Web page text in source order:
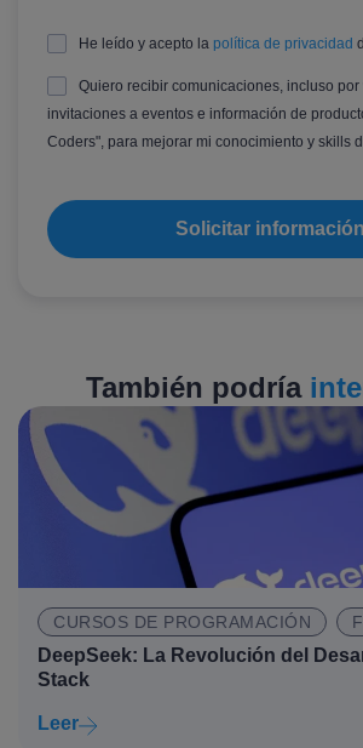
He leído y acepto la política de privacidad
Quiero recibir comunicaciones, incluso
invitaciones a eventos e información de
Coders", para mejorar mi conocimiento y skills
También podría
CURSOS DE PROGRAMACIÓN
DeepSeek: La Revolución del
Stack
Leer